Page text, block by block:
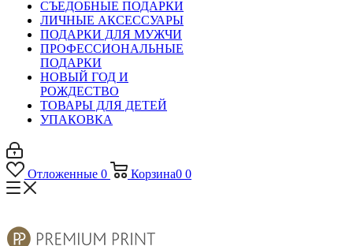
СЪЕДОБНЫЕ ПОДАРКИ
ЛИЧНЫЕ АКСЕССУАРЫ
ПОДАРКИ ДЛЯ МУЖЧИ
ПРОФЕССИОНАЛЬНЫЕ
ПОДАРКИ
НОВЫЙ ГОД И
РОЖДЕСТВО
ТОВАРЫ ДЛЯ ДЕТЕЙ
УПАКОВКА
Отложенные 0 Корзина0 0